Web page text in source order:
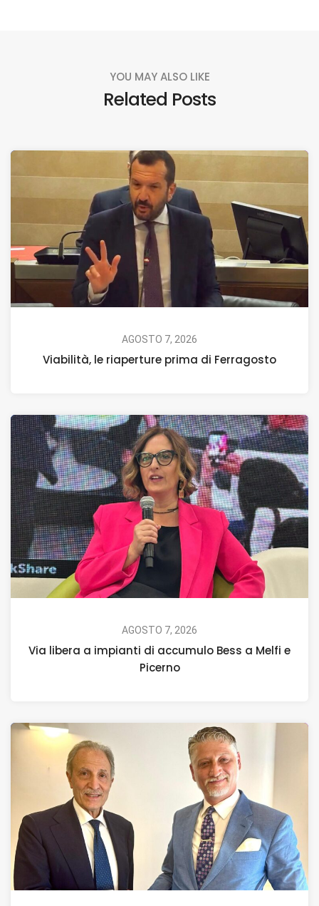
YOU MAY ALSO LIKE
Related Posts
AGOSTO 7, 2026
Viabilità, le riaperture prima di Ferragosto
AGOSTO 7, 2026
Via libera a impianti di accumulo Bess a Melfi e
Picerno